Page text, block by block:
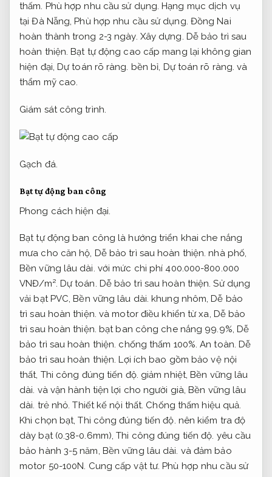
thấm. Phù hợp nhu cầu sử dụng. Hạng mục dịch vụ
tại Đà Nẵng, Phù hợp nhu cầu sử dụng. Đồng Nai
hoàn thành trong 2-3 ngày. Xây dựng. Dễ bảo trì sau
hoàn thiện. Bạt tự động cao cấp mang lại không gian
hiện đại, Dự toán rõ ràng. bền bỉ, Dự toán rõ ràng. và
thẩm mỹ cao.
Giám sát công trình.
Gạch đá.
Bạt tự động ban công
Phong cách hiện đại.
Bạt tự động ban công là hướng triển khai che nắng
mưa cho căn hộ, Dễ bảo trì sau hoàn thiện. nhà phố,
Bền vững lâu dài. với mức chi phí 400.000-800.000
VNĐ/m². Dự toán. Dễ bảo trì sau hoàn thiện. Sử dụng
vải bạt PVC,Bền vững lâu dài. khung nhôm,Dễ bảo
trì sau hoàn thiện. và motor điều khiển từ xa, Dễ bảo
trì sau hoàn thiện. bạt ban công che nắng 99.9%, Dễ
bảo trì sau hoàn thiện. chống thấm 100%.An toàn. Dễ
bảo trì sau hoàn thiện. Lợi ích bao gồm bảo vệ nội
thất, Thi công đúng tiến độ. giảm nhiệt,Bền vững lâu
dài. và vận hành tiện lợi cho người già,Bền vững lâu
dài. trẻ nhỏ.Thiết kế nội thất. Chống thấm hiệu quả.
Khi chọn bạt,Thi công đúng tiến độ. nên kiểm tra độ
dày bạt (0.38-0.6mm),Thi công đúng tiến độ. yêu cầu
bảo hành 3-5 năm, Bền vững lâu dài. và đảm bảo
motor 50-100N. Cung cấp vật tư. Phù hợp nhu cầu sử